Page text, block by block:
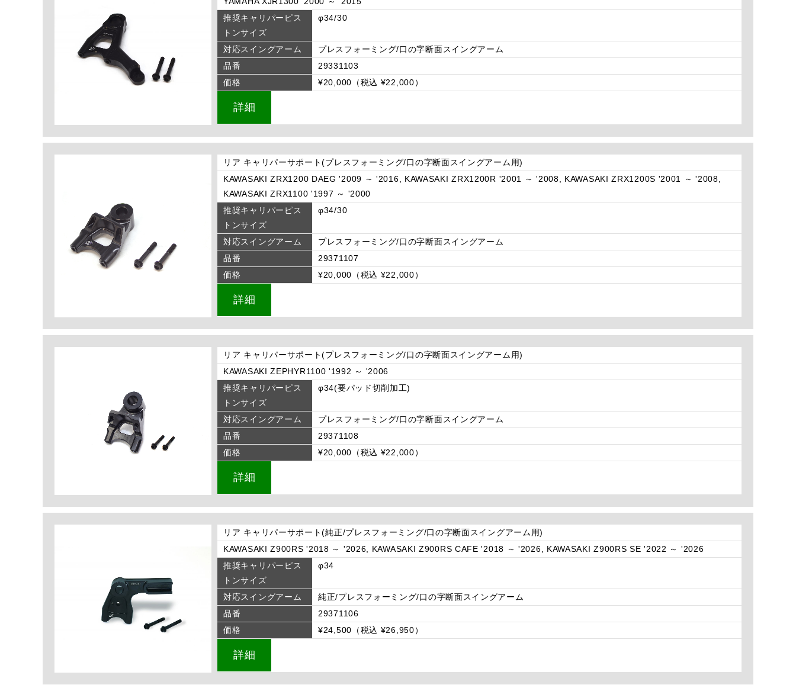
推奨キャリパーピス
トンサイズ
φ34/30
対応スイングアーム
プレスフォーミング/口の字断面スイングアーム
品番
29331103
価格
¥20,000（税込 ¥22,000）
詳細
リア キャリパーサポート(プレスフォーミング/口の字断面スイングアーム用)
KAWASAKI ZRX1200 DAEG '2009 ～ '2016, KAWASAKI ZRX1200R '2001 ～ '2008, KAWASAKI ZRX1200S '2001 ～ '2008,
KAWASAKI ZRX1100 '1997 ～ '2000
推奨キャリパーピス
トンサイズ
φ34/30
対応スイングアーム
プレスフォーミング/口の字断面スイングアーム
品番
29371107
価格
¥20,000（税込 ¥22,000）
詳細
リア キャリパーサポート(プレスフォーミング/口の字断面スイングアーム用)
KAWASAKI ZEPHYR1100 '1992 ～ '2006
推奨キャリパーピス
トンサイズ
φ34(要パッド切削加工)
対応スイングアーム
プレスフォーミング/口の字断面スイングアーム
品番
29371108
価格
¥20,000（税込 ¥22,000）
詳細
リア キャリパーサポート(純正/プレスフォーミング/口の字断面スイングアーム用)
KAWASAKI Z900RS '2018 ～ '2026, KAWASAKI Z900RS CAFE '2018 ～ '2026, KAWASAKI Z900RS SE '2022 ～ '2026
推奨キャリパーピス
トンサイズ
φ34
対応スイングアーム
純正/プレスフォーミング/口の字断面スイングアーム
品番
29371106
価格
¥24,500（税込 ¥26,950）
詳細